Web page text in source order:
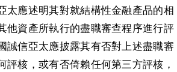
太應述明其對就結構性金融產品的相
他資產所執行的盡職審查程序進行評
誠信亞太應披露其有否對上述盡職審
評核，或有否倚賴任何第三方評核，